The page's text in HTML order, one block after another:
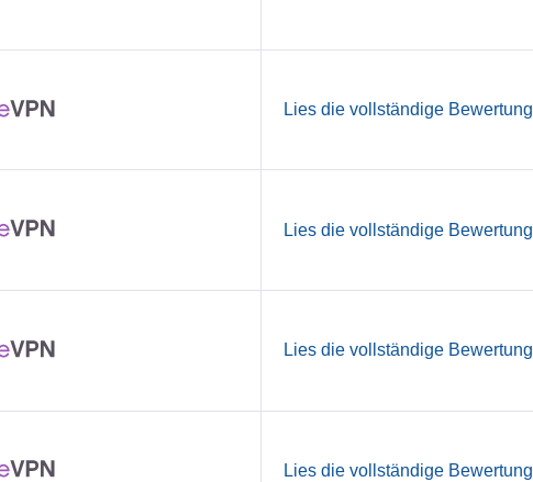
Lies die vollständige Bewertung
Lies die vollständige Bewertung
Lies die vollständige Bewertung
Lies die vollständige Bewertung